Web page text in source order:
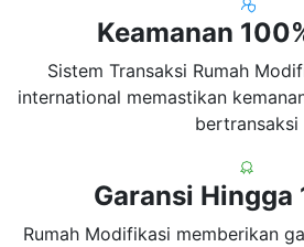
Keamanan
Sistem Transaksi Rumah
international memastikan
bertransaksi
Garansi Hingga
Rumah Modifikasi memberikan